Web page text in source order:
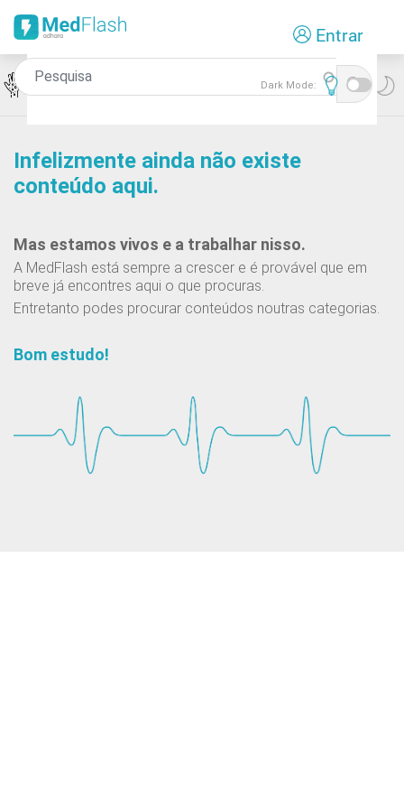
o
principal
Entrar
Icon Doenças Anexiais Dark Mode:
Infelizmente ainda não existe
conteúdo aqui.
Mas estamos vivos e a trabalhar nisso.
A MedFlash está sempre a crescer e é provável que em
breve já encontres aqui o que procuras.
Entretanto podes procurar conteúdos noutras categorias.
Bom estudo!